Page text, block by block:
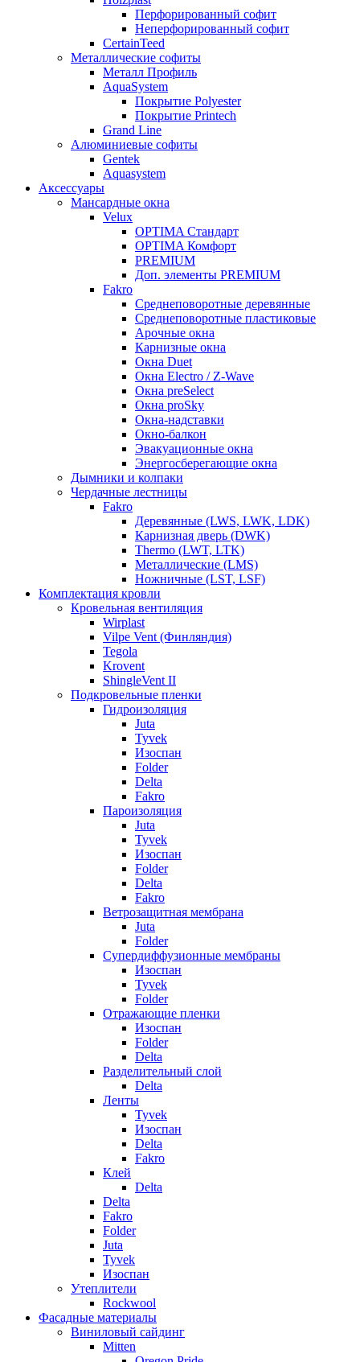
Перфорированный софит
Неперфорированный софит
CertainTeed
Металлические софиты
Металл Профиль
AquaSystem
Покрытие Polyester
Покрытие Printech
Grand Line
Алюминиевые софиты
Gentek
Aquasystem
Аксессуары
Мансардные окна
Velux
OPTIMA Стандарт
OPTIMA Комфорт
PREMIUM
Доп. элементы PREMIUM
Fakro
Cреднеповоротные деревянные
Cреднеповоротные пластиковые
Арочные окна
Карнизные окна
Окна Duet
Окна Electro / Z-Wave
Окна preSelect
Окна proSky
Окна-надставки
Окно-балкон
Эвакуационные окна
Энергосберегающие окна
Дымники и колпаки
Чердачные лестницы
Fakro
Деревянные (LWS, LWK, LDK)
Карнизная дверь (DWK)
Thermo (LWT, LTK)
Металлические (LMS)
Ножничные (LST, LSF)
Комплектация кровли
Кровельная вентиляция
Wirplast
Vilpe Vent (Финляндия)
Tegola
Krovent
ShingleVent II
Подкровельные пленки
Гидроизоляция
Juta
Tyvek
Изоспан
Folder
Delta
Fakro
Пароизоляция
Juta
Tyvek
Изоспан
Folder
Delta
Fakro
Ветрозащитная мембрана
Juta
Folder
Супердиффузионные мембраны
Изоспан
Tyvek
Folder
Отражающие пленки
Изоспан
Folder
Delta
Разделительный слой
Delta
Ленты
Tyvek
Изоспан
Delta
Fakro
Клей
Delta
Delta
Fakro
Folder
Juta
Tyvek
Изоспан
Утеплители
Rockwool
Фасадные материалы
Виниловый сайдинг
Mitten